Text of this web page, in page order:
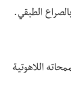
الطبقي.
اللاهوتية